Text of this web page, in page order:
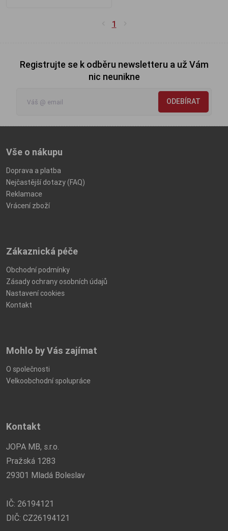
1
Registrujte se k odběru newsletteru a už Vám
nic neunikne
ODEBÍRAT
Vše o nákupu
Doprava a platba
Nejčastější dotazy (FAQ)
Reklamace
Vrácení zboží
Zákaznická péče
Obchodní podmínky
Zásady ochrany osobních údajů
Nastavení cookies
Kontakt
Mohlo by Vás zajímat
O společnosti
Velkoobchodní spolupráce
Kontakt
JOPA MB, s.r.o.
Pražská 1283
29301 Mladá Boleslav
IČ: 26194121
DIČ: CZ26194121